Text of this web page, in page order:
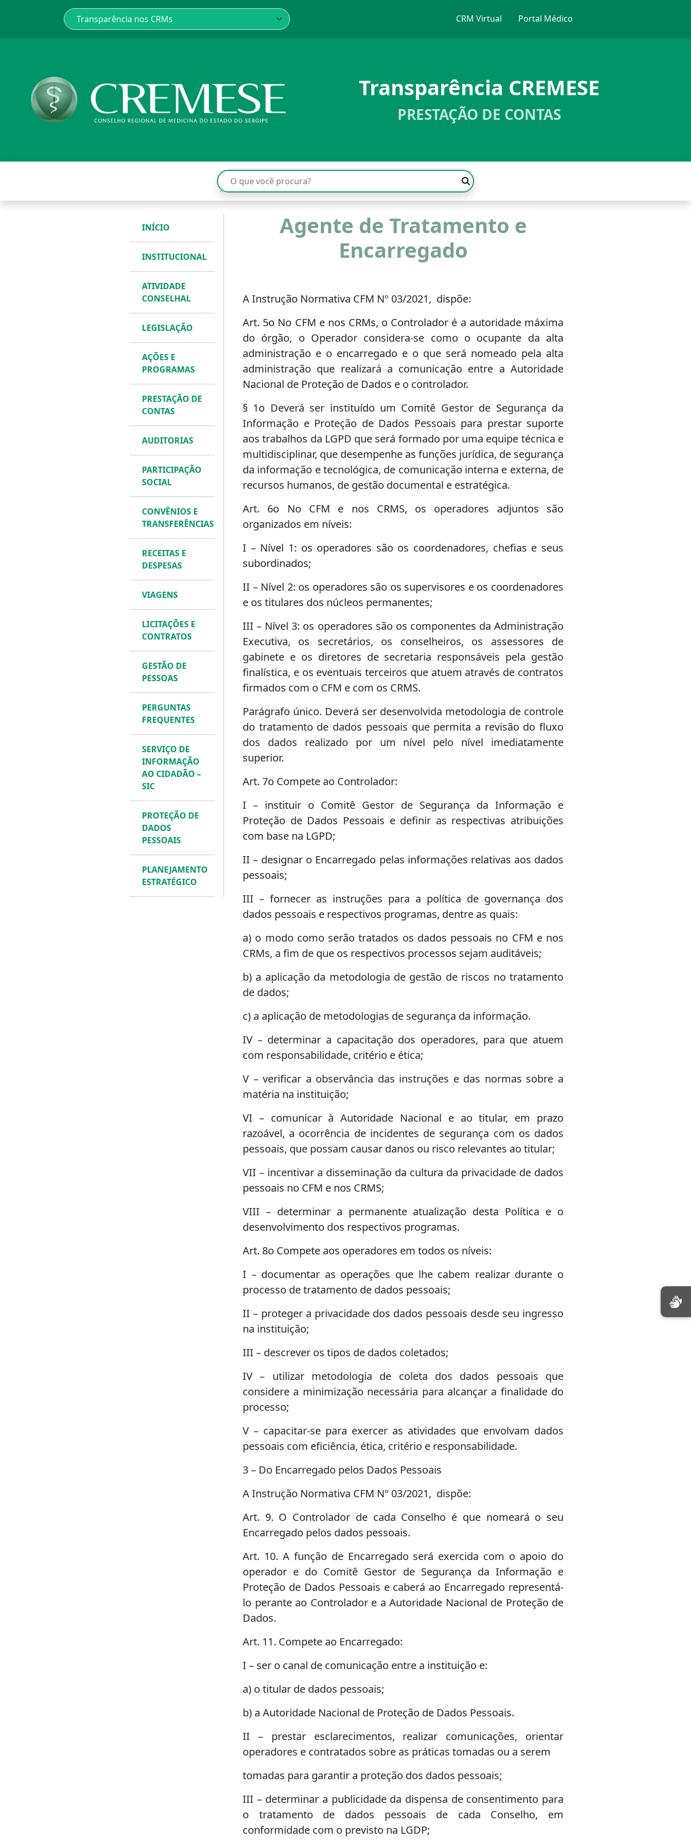
CRM Virtual Portal Médico
Transparência CREMESE
PRESTAÇÃO DE CONTAS
INÍCIO
INSTITUCIONAL
ATIVIDADE
CONSELHAL
LEGISLAÇÃO
AÇÕES E
PROGRAMAS
PRESTAÇÃO DE
CONTAS
AUDITORIAS
PARTICIPAÇÃO
SOCIAL
CONVÊNIOS E
TRANSFERÊNCIAS
RECEITAS E
DESPESAS
VIAGENS
LICITAÇÕES E
CONTRATOS
GESTÃO DE
PESSOAS
PERGUNTAS
FREQUENTES
SERVIÇO DE
INFORMAÇÃO
AO CIDADÃO –
SIC
PROTEÇÃO DE
DADOS
PESSOAIS
PLANEJAMENTO
ESTRATÉGICO
Agente de Tratamento e
Encarregado
A Instrução Normativa CFM Nº 03/2021, dispõe:
Art. 5o No CFM e nos CRMs, o Controlador é a autoridade máxima
do órgão, o Operador considera-se como o ocupante da alta
administração e o encarregado e o que será nomeado pela alta
administração que realizará a comunicação entre a Autoridade
Nacional de Proteção de Dados e o controlador.
§ 1o Deverá ser instituído um Comitê Gestor de Segurança da
Informação e Proteção de Dados Pessoais para prestar suporte
aos trabalhos da LGPD que será formado por uma equipe técnica e
multidisciplinar, que desempenhe as funções jurídica, de segurança
da informação e tecnológica, de comunicação interna e externa, de
recursos humanos, de gestão documental e estratégica.
Art. 6o No CFM e nos CRMS, os operadores adjuntos são
organizados em níveis:
I – Nível 1: os operadores são os coordenadores, chefias e seus
subordinados;
II – Nível 2: os operadores são os supervisores e os coordenadores
e os titulares dos núcleos permanentes;
III – Nível 3: os operadores são os componentes da Administração
Executiva, os secretários, os conselheiros, os assessores de
gabinete e os diretores de secretaria responsáveis pela gestão
finalística, e os eventuais terceiros que atuem através de contratos
firmados com o CFM e com os CRMS.
Parágrafo único. Deverá ser desenvolvida metodologia de controle
do tratamento de dados pessoais que permita a revisão do fluxo
dos dados realizado por um nível pelo nível imediatamente
superior.
Art. 7o Compete ao Controlador:
I – instituir o Comitê Gestor de Segurança da Informação e
Proteção de Dados Pessoais e definir as respectivas atribuições
com base na LGPD;
II – designar o Encarregado pelas informações relativas aos dados
pessoais;
III – fornecer as instruções para a política de governança dos
dados pessoais e respectivos programas, dentre as quais:
a) o modo como serão tratados os dados pessoais no CFM e nos
CRMs, a fim de que os respectivos processos sejam auditáveis;
b) a aplicação da metodologia de gestão de riscos no tratamento
de dados;
c) a aplicação de metodologias de segurança da informação.
IV – determinar a capacitação dos operadores, para que atuem
com responsabilidade, critério e ética;
V – verificar a observância das instruções e das normas sobre a
matéria na instituição;
VI – comunicar à Autoridade Nacional e ao titular, em prazo
razoável, a ocorrência de incidentes de segurança com os dados
pessoais, que possam causar danos ou risco relevantes ao titular;
VII – incentivar a disseminação da cultura da privacidade de dados
pessoais no CFM e nos CRMS;
VIII – determinar a permanente atualização desta Política e o
desenvolvimento dos respectivos programas.
Art. 8o Compete aos operadores em todos os níveis:
I – documentar as operações que lhe cabem realizar durante o
processo de tratamento de dados pessoais;
II – proteger a privacidade dos dados pessoais desde seu ingresso
na instituição;
III – descrever os tipos de dados coletados;
IV – utilizar metodologia de coleta dos dados pessoais que
considere a minimização necessária para alcançar a finalidade do
processo;
V – capacitar-se para exercer as atividades que envolvam dados
pessoais com eficiência, ética, critério e responsabilidade.
3 – Do Encarregado pelos Dados Pessoais
A Instrução Normativa CFM Nº 03/2021, dispõe:
Art. 9. O Controlador de cada Conselho é que nomeará o seu
Encarregado pelos dados pessoais.
Art. 10. A função de Encarregado será exercida com o apoio do
operador e do Comitê Gestor de Segurança da Informação e
Proteção de Dados Pessoais e caberá ao Encarregado representá-
lo perante ao Controlador e a Autoridade Nacional de Proteção de
Dados.
Art. 11. Compete ao Encarregado:
I – ser o canal de comunicação entre a instituição e:
a) o titular de dados pessoais;
b) a Autoridade Nacional de Proteção de Dados Pessoais.
II – prestar esclarecimentos, realizar comunicações, orientar
operadores e contratados sobre as práticas tomadas ou a serem
tomadas para garantir a proteção dos dados pessoais;
III – determinar a publicidade da dispensa de consentimento para
o tratamento de dados pessoais de cada Conselho, em
conformidade com o previsto na LGDP;